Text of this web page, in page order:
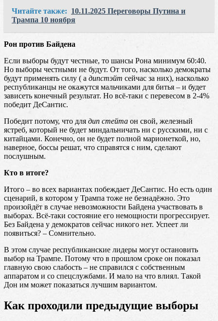
Читайте также: 10.11.2025 Переговоры Путина и
Трампа 10 ноября
Рон против Байдена
Если выборы будут честные, то шансы Рона минимум 60:40.
Но выборы честными не будут. От того, насколько демократы
будут применять силу ( а дипстэйт сейчас за них), насколько
республиканцы не окажутся мальчиками для битья – и будет
зависеть конечный результат. Но всё-таки с перевесом в 2-4%
победит ДеСантис.
Победит потому, что для дип стейта он свой, железный
ястреб, который не будет миндальничать ни с русскими, ни с
китайцами. Конечно, он не будет полной марионеткой, но,
наверное, боссы решат, что справятся с ним, сделают
послушным.
Кто в итоге?
Итого – во всех вариантах побеждает ДеСантис. Но есть один
сценарий, в котором у Трампа тоже не безнадёжно. Это
произойдёт в случае невозможности Байдена участвовать в
выборах. Всё-таки состояние его немощности прогрессирует.
Без Байдена у демократов сейчас никого нет. Успеет ли
появиться? – Сомнительно.
В этом случае республиканские лидеры могут остановить
выбор на Трампе. Потому что в прошлом сроке он показал
главную свою слабость – не справился с собственным
аппаратом и со спецслужбами. И мало на что влиял. Такой
Дон им может показаться лучшим вариантом.
Как проходили предыдущие выборы